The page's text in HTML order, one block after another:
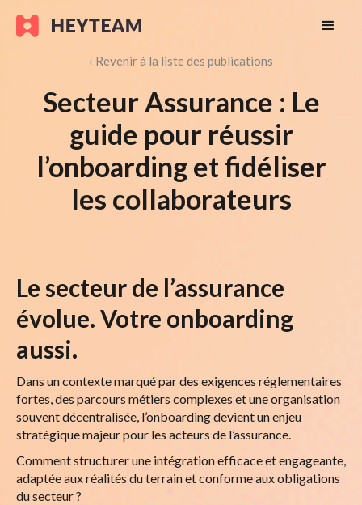
‹ Revenir à la liste des publications
Secteur Assurance : Le
guide pour réussir
l’onboarding et fidéliser
les collaborateurs
Le secteur de l’assurance
évolue. Votre onboarding
aussi.
Dans un contexte marqué par des exigences réglementaires
fortes, des parcours métiers complexes et une organisation
souvent décentralisée, l’onboarding devient un enjeu
stratégique majeur pour les acteurs de l’assurance.
Comment structurer une intégration efficace et engageante,
adaptée aux réalités du terrain et conforme aux obligations
du secteur ?